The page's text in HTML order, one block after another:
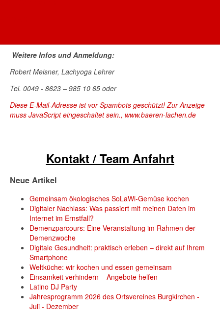
Weitere Infos und Anmeldung:
Robert Meisner, Lachyoga Lehrer
Tel. 0049 - 8623 – 985 10 65 oder
Diese E-Mail-Adresse ist vor Spambots geschützt! Zur Anzeige
muss JavaScript eingeschaltet sein., www.baeren-lachen.de
Kontakt / Team Anfahrt
Neue Artikel
Gemeinsam ökologisches SoLaWi-Gemüse kochen
Digitaler Nachlass: Was passiert mit meinen Daten im
Internet im Ernstfall?
Demenzparcours: Eine Veranstaltung im Rahmen der
Demenzwoche
Digitale Gesundheit: praktisch erleben – direkt auf Ihrem
Smartphone
Weltküche: wir kochen und essen gemeinsam
Einsamkeit verhindern – Angebote helfen
Latino DJ Party
Jahresprogramm 2026 des Ortsvereines Burgkirchen -
Juli - Dezember